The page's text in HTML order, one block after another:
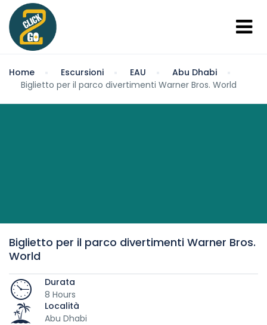
Home Escursioni EAU
Abu Dhabi
Biglietto per il parco divertimenti Warner Bros. World
Biglietto per il parco divertimenti Warner Bros.
World
Durata
8 Hours
Località
Abu Dhabi